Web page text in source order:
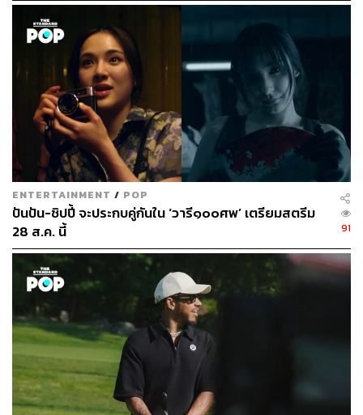
ตัดภาพมาในปี 2566 มีซีรีส์ BL เพียงเรื่องเดียวที่สามารถขึ้น
ไปสู่อันดับ 1 บนเทรนด์โลกได้คือซีรีส์
แฟนผมเป็นประธาน
นักเรียน My School Presidentผลงานของค่ายใหญ่อย่าง
GMMTV ที่กวาดยอดผู้เข้าชมได้ 18 ประเทศ ครอบคลุมทั้ง
ทวีปเอเชีย ยุโรป และอเมริกาใต้ ซึ่งนับว่าน้อยลงจากปีที่แล้ว
(2565) ที่มีถึง 6 เรื่องคือแค่เพื่อนครับเพื่อน BAD BUDDY
SERIES,NOT ME เขา…ไม่ใช่ผม, นิ่งเฮียก็หาว่าซื่อ Cutie
Pie Series,บรรยากาศรัก เดอะซีรีส์ Love in The Air
คุณชายและKinnPorsche The Series
สาเหตุส่วนหนึ่งน่าจะเกิดจากจำนวนคอนเทนต์ที่เพิ่มขึ้นอย่าง
ก้าวกระโดดกว่าหนึ่งเท่าตัว จาก 30 เรื่องในปี 2564 กลายมา
เป็นเกือบ 70 เรื่องในปีต่อๆ มา ทำให้การแข่งขันกันเองใน
ตลาดสูงขึ้น และฝั่งผู้ชมเองมีตัวเลือกเพิ่มมากขึ้น บวกกับช่อง
ทางในการรับชมที่กระจัดกระจายไปตามสตรีมมิงต่างๆ
มากมาย ทำให้แฟนๆ บางส่วนต้องเลือกที่จะไม่ดูซีรีส์บาง
เรื่อง เพื่อไม่ต้องจ่ายค่าสมาชิกรายเดือนให้กับสตรีมมิงอื่นๆ
เพิ่มเติม จนทำให้ซีรีส์ดีๆ หลายเรื่องไม่ถูกค้นพบไปอย่างน่า
เสียดาย
ENTERTAINMENT / POP
ปันปัน-ชิปปี้ จะประกบคู่กันใน ‘วารี๑๐๐ศพ’ เตรียมสตรีม
28 ส.ค. นี้
91